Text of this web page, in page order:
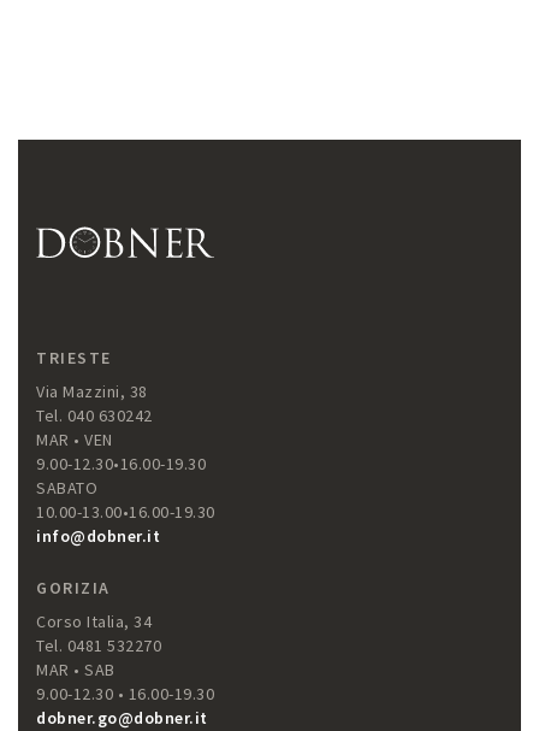
TRIESTE
Via Mazzini, 38
Tel. 040 630242
MAR • VEN
9.00-12.30•16.00-19.30
SABATO
10.00-13.00•16.00-19.30
info@dobner.it
GORIZIA
Corso Italia, 34
Tel. 0481 532270
MAR • SAB
9.00-12.30 • 16.00-19.30
dobner.go@dobner.it